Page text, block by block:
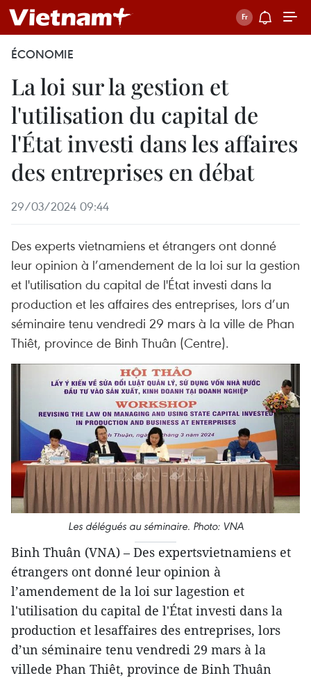
ÉCONOMIE
La loi sur la gestion et
l'utilisation du capital de
l'État investi dans les affaires
des entreprises en débat
29/03/2024 09:44
Des experts vietnamiens et étrangers ont donné
leur opinion à l’amendement de la loi sur la gestion
et l'utilisation du capital de l'État investi dans la
production et les affaires des entreprises, lors d’un
séminaire tenu vendredi 29 mars à la ville de Phan
Thiêt, province de Binh Thuân (Centre).
Les délégués au séminaire. Photo: VNA
Binh Thuân (VNA) – Des expertsvietnamiens et
étrangers ont donné leur opinion à
l’amendement de la loi sur lagestion et
l'utilisation du capital de l'État investi dans la
production et lesaffaires des entreprises, lors
d’un séminaire tenu vendredi 29 mars à la
villede Phan Thiêt, province de Binh Thuân